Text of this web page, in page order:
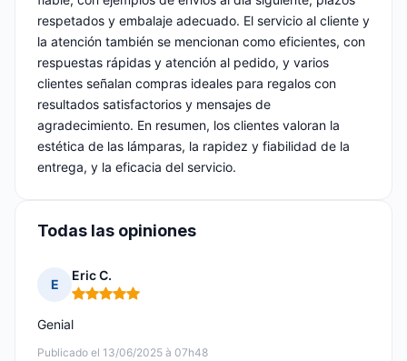
respetados y embalaje adecuado. El servicio al cliente y
la atención también se mencionan como eficientes, con
respuestas rápidas y atención al pedido, y varios
clientes señalan compras ideales para regalos con
resultados satisfactorios y mensajes de
agradecimiento. En resumen, los clientes valoran la
estética de las lámparas, la rapidez y fiabilidad de la
entrega, y la eficacia del servicio.
Todas las opiniones
E
Eric C.
Nota: 5 de 5
Publicado el 13/06/2025 à 07h48
Genial